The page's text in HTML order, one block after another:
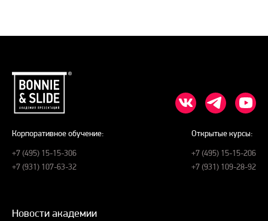
Корпоративное обучение:
+7 (495) 15-15-306
+7 (931) 107-63-32
Открытые курсы:
+7 (495) 15-15-206
+7 (931) 109-28-92
Новости академии